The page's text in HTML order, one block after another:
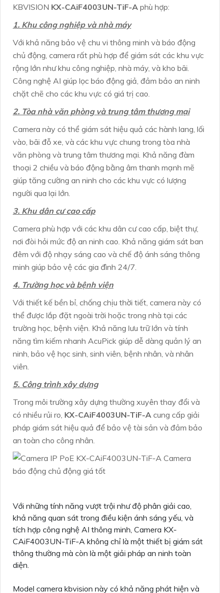
KBVISION KX-CAiF4003UN-TiF-A phù hợp:
1. Khu công nghiệp và nhà máy
Với khả năng bảo vệ chu vi thông minh và báo động
chủ động, camera rất phù hợp để giám sát các khu vực
rộng lớn như khu công nghiệp, nhà máy, và kho bãi.
Công nghệ AI giúp lọc báo động giả, đảm bảo an ninh
chặt chẽ cho các khu vực có giá trị cao.
2. Tòa nhà văn phòng và trung tâm thương mại
Camera này có thể giám sát hiệu quả các hành lang, lối
vào, bãi đỗ xe, và các khu vực chung trong tòa nhà
văn phòng và trung tâm thương mại. Khả năng đàm
thoại 2 chiều và báo động bằng âm thanh mạnh mẽ
giúp tăng cường an ninh cho các khu vực có lượng
người qua lại lớn.
3. Khu dân cư cao cấp
Camera phù hợp với các khu dân cư cao cấp, biệt thự,
nơi đòi hỏi mức độ an ninh cao. Khả năng giám sát ban
đêm với độ nhạy sáng cao và chế độ ánh sáng thông
minh giúp bảo vệ các gia đình 24/7.
4. Trường học và bệnh viện
Với thiết kế bền bỉ, chống chịu thời tiết, camera này có
thể được lắp đặt ngoài trời hoặc trong nhà tại các
trường học, bệnh viện. Khả năng lưu trữ lớn và tính
năng tìm kiếm nhanh AcuPick giúp dễ dàng quản lý an
ninh, bảo vệ học sinh, sinh viên, bệnh nhân, và nhân
viên.
5. Công trình xây dựng
Trong môi trường xây dựng thường xuyên thay đổi và
có nhiều rủi ro, KX-CAiF4003UN-TiF-A cung cấp giải
pháp giám sát hiệu quả để bảo vệ tài sản và đảm bảo
an toàn cho công nhân.
Với những tính năng vượt trội như độ phân giải cao,
khả năng quan sát trong điều kiện ánh sáng yếu, và
tích hợp công nghệ AI thông minh, Camera KX-
CAiF4003UN-TiF-A không chỉ là một thiết bị giám sát
thông thường mà còn là một giải pháp an ninh toàn
diện.
Model camera kbvision này có khả năng phát hiện và